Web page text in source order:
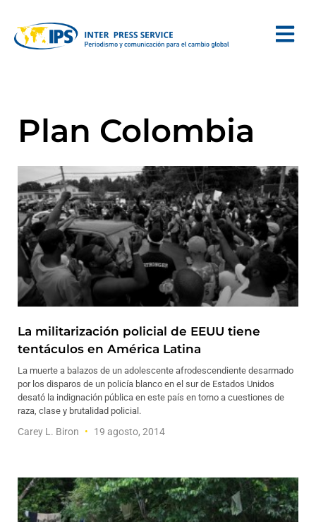
Plan Colombia
La militarización policial de EEUU tiene
tentáculos en América Latina
La muerte a balazos de un adolescente afrodescendiente desarmado
por los disparos de un policía blanco en el sur de Estados Unidos
desató la indignación pública en este país en torno a cuestiones de
raza, clase y brutalidad policial.
Carey L. Biron 19 agosto, 2014